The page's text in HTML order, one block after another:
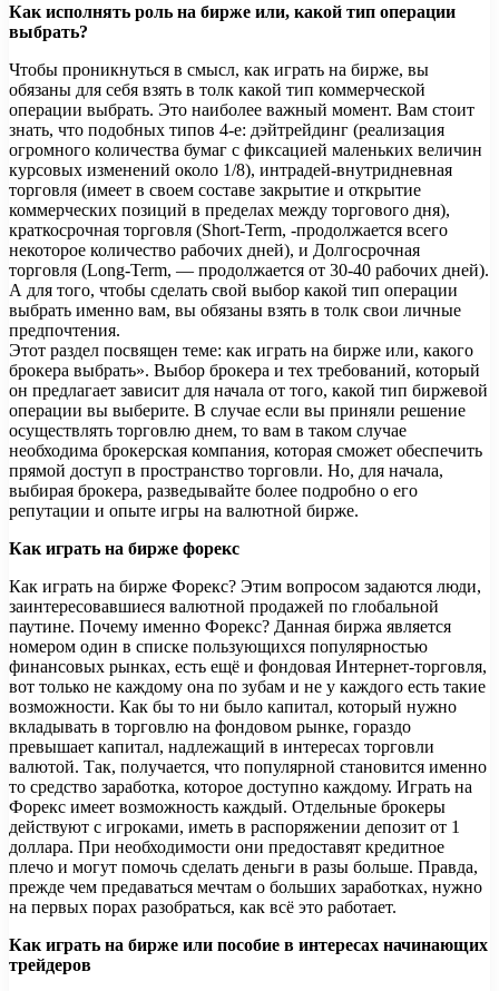
Как исполнять роль на бирже или, какой тип операции
выбрать?
Чтобы проникнуться в смысл, как играть на бирже, вы
обязаны для себя взять в толк какой тип коммерческой
операции выбрать. Это наиболее важный момент. Вам стоит
знать, что подобных типов 4-е: дэйтрейдинг (реализация
огромного количества бумаг с фиксацией маленьких величин
курсовых изменений около 1/8), интрадей-внутридневная
торговля (имеет в своем составе закрытие и открытие
коммерческих позиций в пределах между торгового дня),
краткосрочная торговля (Short-Term, -продолжается всего
некоторое количество рабочих дней), и Долгосрочная
торговля (Long-Term, — продолжается от 30-40 рабочих дней).
А для того, чтобы сделать свой выбор какой тип операции
выбрать именно вам, вы обязаны взять в толк свои личные
предпочтения.
Этот раздел посвящен теме: как играть на бирже или, какого
брокера выбрать». Выбор брокера и тех требований, который
он предлагает зависит для начала от того, какой тип биржевой
операции вы выберите. В случае если вы приняли решение
осуществлять торговлю днем, то вам в таком случае
необходима брокерская компания, которая сможет обеспечить
прямой доступ в пространство торговли. Но, для начала,
выбирая брокера, разведывайте более подробно о его
репутации и опыте игры на валютной бирже.
Как играть на бирже форекс
Как играть на бирже Форекс? Этим вопросом задаются люди,
заинтересовавшиеся валютной продажей по глобальной
паутине. Почему именно Форекс? Данная биржа является
номером один в списке пользующихся популярностью
финансовых рынках, есть ещё и фондовая Интернет-торговля,
вот только не каждому она по зубам и не у каждого есть такие
возможности. Как бы то ни было капитал, который нужно
вкладывать в торговлю на фондовом рынке, гораздо
превышает капитал, надлежащий в интересах торговли
валютой. Так, получается, что популярной становится именно
то средство заработка, которое доступно каждому. Играть на
Форекс имеет возможность каждый. Отдельные брокеры
действуют с игроками, иметь в распоряжении депозит от 1
доллара. При необходимости они предоставят кредитное
плечо и могут помочь сделать деньги в разы больше. Правда,
прежде чем предаваться мечтам о больших заработках, нужно
на первых порах разобраться, как всё это работает.
Как играть на бирже или пособие в интересах начинающих
трейдеров